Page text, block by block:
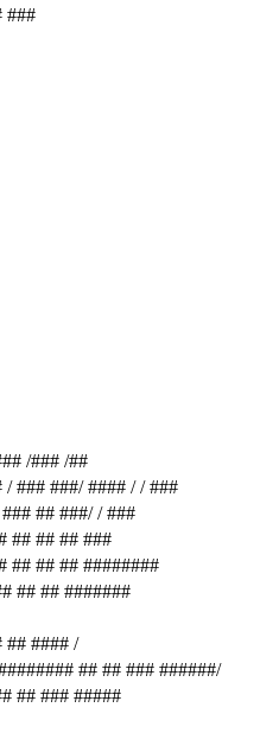
###
/### /##
/ ### ###/ #### / / ###
## ###/ / ###
## ## ## ###
## ## ## ########
## ## #######
## #### /
## ## ### ######/
## ### #####